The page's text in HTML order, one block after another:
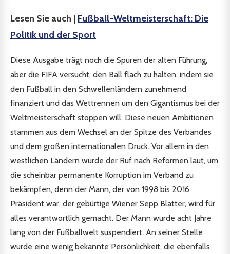
Lesen Sie auch | Fußball-Weltmeisterschaft: Die
Politik und der Sport
Diese Ausgabe trägt noch die Spuren der alten Führung,
aber die FIFA versucht, den Ball flach zu halten, indem sie
den Fußball in den Schwellenländern zunehmend
finanziert und das Wettrennen um den Gigantismus bei der
Weltmeisterschaft stoppen will. Diese neuen Ambitionen
stammen aus dem Wechsel an der Spitze des Verbandes
und dem großen internationalen Druck. Vor allem in den
westlichen Ländern wurde der Ruf nach Reformen laut, um
die scheinbar permanente Korruption im Verband zu
bekämpfen, denn der Mann, der von 1998 bis 2016
Präsident war, der gebürtige Wiener Sepp Blatter, wird für
alles verantwortlich gemacht. Der Mann wurde acht Jahre
lang von der Fußballwelt suspendiert. An seiner Stelle
wurde eine wenig bekannte Persönlichkeit, die ebenfalls